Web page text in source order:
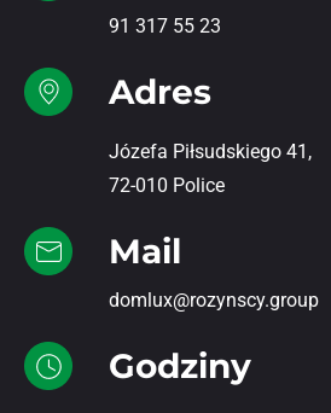
91 317 55 23
Adres
Józefa Piłsudskiego 41,
72-010 Police
Mail
domlux@rozynscy.group
Godziny